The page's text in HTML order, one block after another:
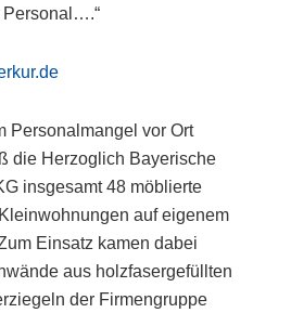
Personal….“
Personalmangel vor Ort
die Herzoglich Bayerische
insgesamt 48 möblierte
auf eigenem
Einsatz kamen dabei
aus holzfasergefüllten
der Firmengruppe